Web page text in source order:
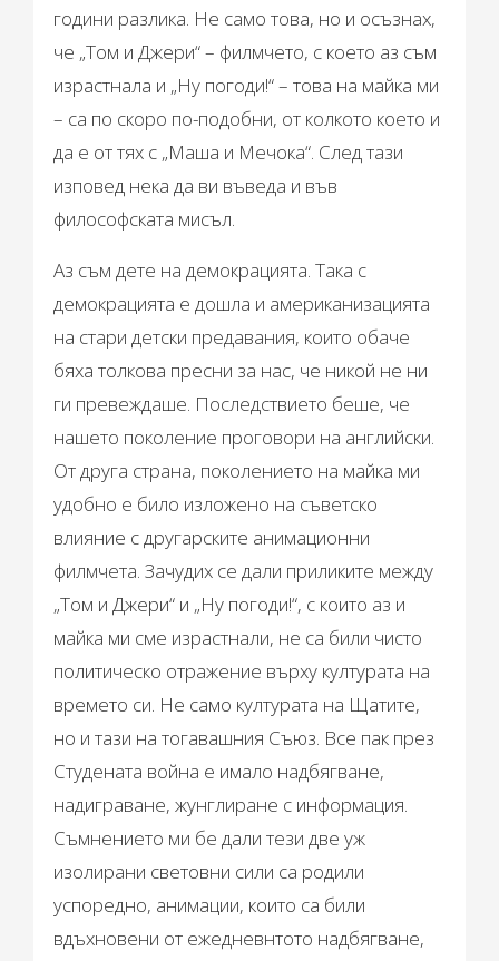
години разлика. Не само това, но и осъзнах,
че „Том и Джери“ – филмчето, с което аз съм
израстнала и „Ну погоди!“ – това на майка ми
– са по скоро по-подобни, от колкото което и
да е от тях с „Маша и Мечока“. След тази
изповед нека да ви въведа и във
философската мисъл.
Аз съм дете на демокрацията. Така с
демокрацията е дошла и американизацията
на стари детски предавания, които обаче
бяха толкова пресни за нас, че никой не ни
ги превеждаше. Последствието беше, че
нашето поколение проговори на английски.
От друга страна, поколението на майка ми
удобно е било изложено на съветско
влияние с другарските анимационни
филмчета. Зачудих се дали приликите между
„Том и Джери“ и „Ну погоди!“, с които аз и
майка ми сме израстнали, не са били чисто
политическо отражение върху културата на
времето си. Не само културата на Щатите,
но и тази на тогавашния Съюз. Все пак през
Студената война е имало надбягване,
надиграване, жунглиране с информация.
Съмнението ми бе дали тези две уж
изолирани световни сили са родили
успоредно, анимации, които са били
вдъхновени от ежедневнтото надбягване,